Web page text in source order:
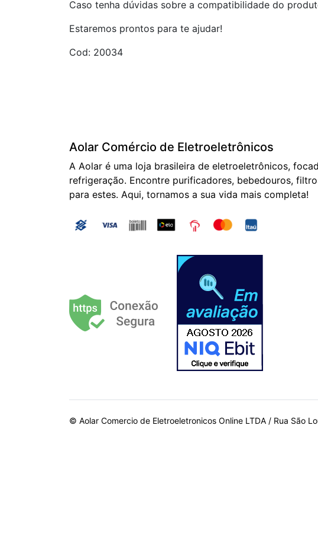
Caso tenha dúvidas sobre a compatibilidade do
Estaremos prontos para te ajudar!
Cod: 20034
Aolar Comércio de Eletroeletrônicos
A Aolar é uma loja brasileira de eletroeletrônicos,
refrigeração. Encontre purificadores, bebedouros,
para estes. Aqui, tornamos a sua vida mais completa!
© Aolar Comercio de Eletroeletronicos Online LTDA / Rua São